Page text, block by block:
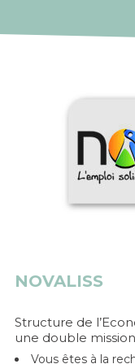
NOVALISS
Structure de
une double
Vous êtes à la